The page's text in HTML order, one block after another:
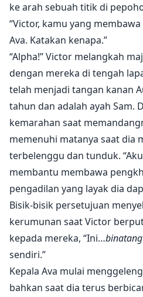
ke arah sebuah titik di
“Victor, kamu yang
Ava. Katakan kenapa.”
“Alpha!” Victor melangkah
dengan mereka di tengah
telah menjadi tangan kanan
tahun dan adalah ayah Sam.
kemarahan saat
memenuhi matanya saat dia
terbelenggu dan tunduk.
membantu membawa
pengadilan yang layak dia
Bisik-bisik persetujuan
kerumunan saat Victor
kepada mereka, “Ini…binatang
sendiri.”
Kepala Ava mulai
bahkan saat dia terus